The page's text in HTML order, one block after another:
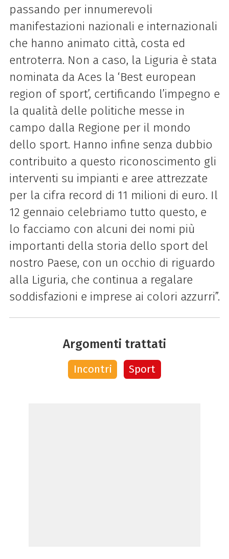
passando per innumerevoli
manifestazioni nazionali e internazionali
che hanno animato città, costa ed
entroterra. Non a caso, la Liguria è stata
nominata da Aces la ‘Best european
region of sport’, certificando l’impegno e
la qualità delle politiche messe in
campo dalla Regione per il mondo
dello sport. Hanno infine senza dubbio
contribuito a questo riconoscimento gli
interventi su impianti e aree attrezzate
per la cifra record di 11 milioni di euro. Il
12 gennaio celebriamo tutto questo, e
lo facciamo con alcuni dei nomi più
importanti della storia dello sport del
nostro Paese, con un occhio di riguardo
alla Liguria, che continua a regalare
soddisfazioni e imprese ai colori azzurri”.
Argomenti trattati
Incontri Sport